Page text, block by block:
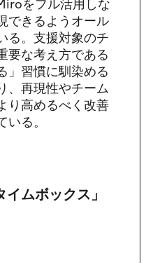
をフル活用しな
できるようオール
る。支援対象のチ
要な考え方である
」習慣に馴染める
、再現性やチーム
り高めるべく改善
いる。
ムボックス」